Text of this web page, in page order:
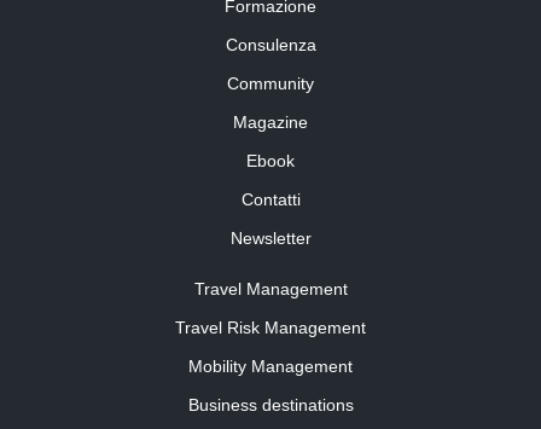
Formazione
Consulenza
Community
Magazine
Ebook
Contatti
Newsletter
Travel Management
Travel Risk Management
Mobility Management
Business destinations